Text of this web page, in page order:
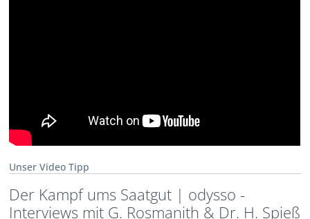
Unser Video Tipp
Der Kampf ums Saatgut | odysso -
Interviews mit G. Rosmanith & Dr. H. Spieß